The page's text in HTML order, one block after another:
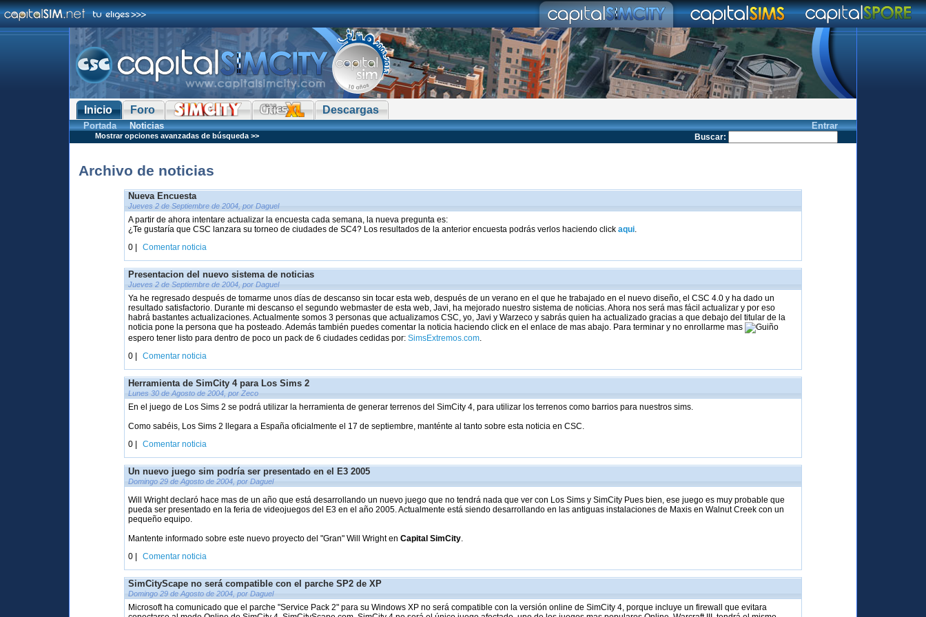
Inicio Foro Descargas
Entrar
Portada Noticias
Buscar:
Mostrar opciones avanzadas de búsqueda >>
Archivo de noticias
Nueva Encuesta
Jueves 2 de Septiembre de 2004, por Daguel
A partir de ahora intentare actualizar la encuesta cada semana, la nueva pregunta es:
¿Te gustaría que CSC lanzara su torneo de ciudades de SC4? Los resultados de la anterior encuesta podrás verlos haciendo clickaqui.
0 |
Comentar noticia
Presentacion del nuevo sistema de noticias
Jueves 2 de Septiembre de 2004, por Daguel
Ya he regresado después de tomarme unos días de descanso sin tocar esta web, después de un verano en el que he trabajado en el nuevo diseño, el CSC 4.0 y ha dado un
resultado satisfactorio. Durante mi descanso el segundo webmaster de esta web, Javi, ha mejorado nuestro sistema de noticias. Ahora nos será mas fácil actualizar y por eso
habrá bastantes actualizaciones. Actualmente somos 3 personas que actualizamos CSC, yo, Javi y Warzeco y sabrás quien ha actualizado gracias a que debajo del titular de la
noticia pone la persona que ha posteado. Además también puedes comentar la noticia haciendo click en el enlace de mas abajo. Para terminar y no enrollarme mas
espero tener listo para dentro de poco un pack de 6 ciudades cedidas por:SimsExtremos.com.
0 |
Comentar noticia
Herramienta de SimCity 4 para Los Sims 2
Lunes 30 de Agosto de 2004, por Zeco
En el juego de Los Sims 2 se podrá utilizar la herramienta de generar terrenos del SimCity 4, para utilizar los terrenos como barrios para nuestros sims.
Como sabéis, Los Sims 2 llegara a España oficialmente el 17 de septiembre, manténte al tanto sobre esta noticia en CSC.
0 |
Comentar noticia
Un nuevo juego sim podría ser presentado en el E3 2005
Domingo 29 de Agosto de 2004, por Daguel
Will Wright declaró hace mas de un año que está desarrollando un nuevo juego que no tendrá nada que ver con Los Sims y SimCity Pues bien, ese juego es muy probable que
pueda ser presentado en la feria de videojuegos del E3 en el año 2005. Actualmente está siendo desarrollando en las antiguas instalaciones de Maxis en Walnut Creek con un
pequeño equipo.
Mantente informado sobre este nuevo proyecto del "Gran" Will Wright enCapital SimCity.
0 |
Comentar noticia
SimCityScape no será compatible con el parche SP2 de XP
Domingo 29 de Agosto de 2004, por Daguel
Microsoft ha comunicado que el parche "Service Pack 2" para su Windows XP no será compatible con la versión online de SimCity 4, porque incluye un firewall que evitara